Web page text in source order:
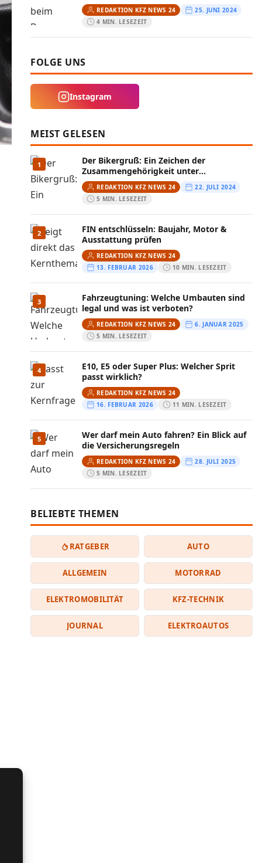
REDAKTION KFZ NEWS 24
25. JUNI 2024
4 MIN. LESEZEIT
FOLGE UNS
Instagram
MEIST GELESEN
1
Der Bikergruß: Ein Zeichen der
Zusammengehörigkeit unter
Motorradfahrern
REDAKTION KFZ NEWS 24
22. JULI 2024
5 MIN. LESEZEIT
2
FIN entschlüsseln: Baujahr, Motor &
Ausstattung prüfen
REDAKTION KFZ NEWS 24
13. FEBRUAR 2026
10 MIN. LESEZEIT
3
Fahrzeugtuning: Welche Umbauten sind
legal und was ist verboten?
REDAKTION KFZ NEWS 24
6. JANUAR 2025
5 MIN. LESEZEIT
4
E10, E5 oder Super Plus: Welcher Sprit
passt wirklich?
REDAKTION KFZ NEWS 24
16. FEBRUAR 2026
11 MIN. LESEZEIT
5
Wer darf mein Auto fahren? Ein Blick auf
die Versicherungsregeln
REDAKTION KFZ NEWS 24
28. JULI 2025
5 MIN. LESEZEIT
BELIEBTE THEMEN
RATGEBER AUTO
ALLGEMEIN MOTORRAD
ELEKTROMOBILITÄT KFZ-TECHNIK
JOURNAL ELEKTROAUTOS